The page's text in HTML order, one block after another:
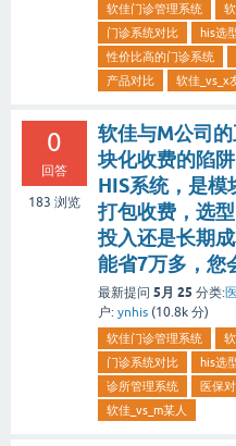
软佳门诊管理系统
门诊系统对比
his选
性价比高的门诊系统
产品对比
软佳_vs_x
0
回答
183 浏览
软佳与M公司
块化收费的陷
HIS系统，是模
打包收费，选
投入还是长期
能省7万多，您
最新提问 5月 25 分类:
户: ynhis (10.8k 分)
软佳门诊管理系统
门诊系统对比
his选
诊所管理系统
医保
软佳_vs_m某人